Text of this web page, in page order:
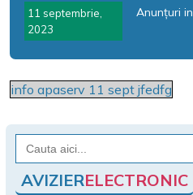
11 septembrie,
2023
Anunțuri
info apaserv 11 sept jfedfg
Search
for:
AVIZIERELECTRONIC